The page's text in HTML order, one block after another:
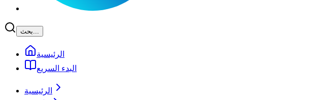
بحث...
الرئيسية
البدء السريع
الرئيسية